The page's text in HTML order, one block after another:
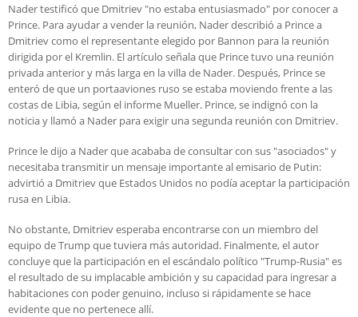
Nader testificó que Dmitriev "no estaba entusiasmado" por conocer a
Prince. Para ayudar a vender la reunión, Nader describió a Prince a
Dmitriev como el representante elegido por Bannon para la reunión
dirigida por el Kremlin. El artículo señala que Prince tuvo una reunión
privada anterior y más larga en la villa de Nader. Después, Prince se
enteró de que un portaaviones ruso se estaba moviendo frente a las
costas de Libia, según el informe Mueller. Prince, se indignó con la
noticia y llamó a Nader para exigir una segunda reunión con Dmitriev.
Prince le dijo a Nader que acababa de consultar con sus "asociados" y
necesitaba transmitir un mensaje importante al emisario de Putin:
advirtió a Dmitriev que Estados Unidos no podía aceptar la participación
rusa en Libia.
No obstante, Dmitriev esperaba encontrarse con un miembro del
equipo de Trump que tuviera más autoridad. Finalmente, el autor
concluye que la participación en el escándalo político "Trump-Rusia" es
el resultado de su implacable ambición y su capacidad para ingresar a
habitaciones con poder genuino, incluso si rápidamente se hace
evidente que no pertenece allí.